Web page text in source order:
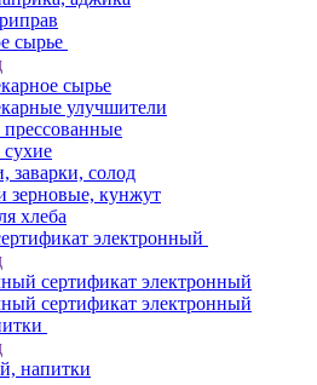
сырье
сырье
улучшители
заварки, солод
зерновые, кунжут
хлеба
электронный
сертификат электронный
сертификат электронный
напитки